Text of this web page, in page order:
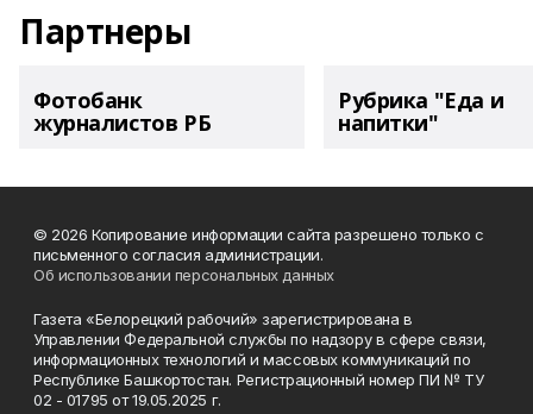
Партнеры
Фотобанк
журналистов РБ
Рубрика "Еда и
напитки"
© 2026 Копирование информации сайта разрешено только с
письменного согласия администрации.
Об использовании персональных данных
Газета «Белорецкий рабочий» зарегистрирована в
Управлении Федеральной службы по надзору в сфере связи,
информационных технологий и массовых коммуникаций по
Республике Башкортостан. Регистрационный номер ПИ № ТУ
02 - 01795 от 19.05.2025 г.